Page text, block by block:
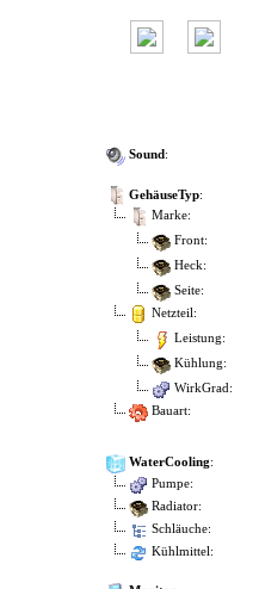
Sound:
GehäuseTyp:
Marke:
Front:
Heck:
Seite:
Netzteil:
Leistung:
Kühlung:
WirkGrad:
Bauart:
WaterCooling:
Pumpe:
Radiator:
Schläuche:
Kühlmittel: